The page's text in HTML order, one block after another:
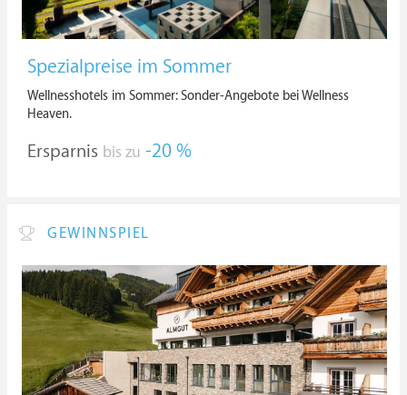
Spezialpreise im Sommer
Wellnesshotels im Sommer: Sonder-Angebote bei Wellness
Heaven.
Ersparnis bis zu -20 %
GEWINNSPIEL